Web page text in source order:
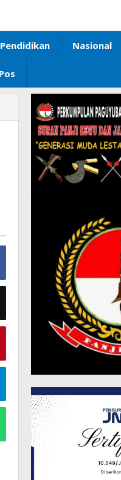
Pendidikan Nasional